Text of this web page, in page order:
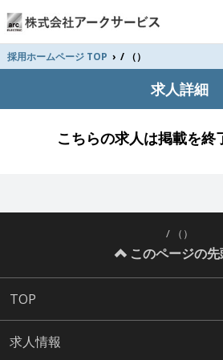
採用ホームページ TOP › / （）
求人詳細
こちらの求人は掲載を終
/ （）
このページの
TOP
求人情報